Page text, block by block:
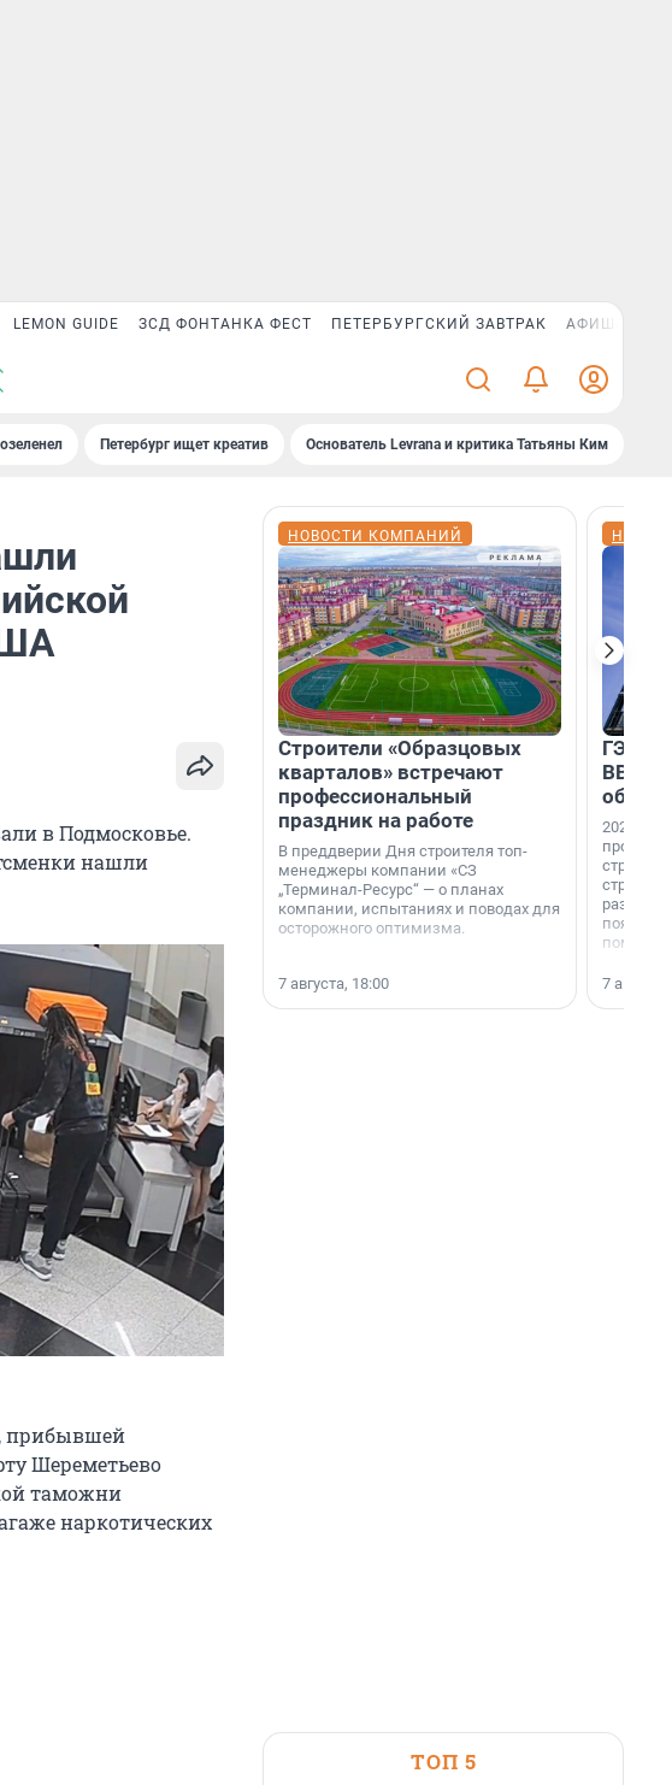
LEMON GUIDE ЗСД ФОНТАНКА ФЕСТ ПЕТЕРБУРГСКИЙ ЗАВТРАК АФИША PLUS
Петербург ищет креатив Основатель Levrana и критика Татьяны Ким
в Подмосковье.
нашли
прибывшей
Шереметьево
таможни
наркотических
НОВОСТИ КОМПАНИЙ
Строители «Образцовых
кварталов» встречают
профессиональный
праздник на работе
В преддверии Дня строителя топ-
менеджеры компании «СЗ
„Терминал-Ресурс“ — о планах
компании, испытаниях и поводах для
осторожного оптимизма.
7 августа, 18:00
ГЭС,
ВВП: в
об
2026-й —
раз. В
7
ТОП 5